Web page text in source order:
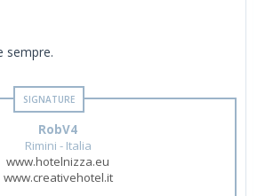
sempre.
RobV4
Rimini - Italia
www.hotelnizza.eu
www.creativehotel.it